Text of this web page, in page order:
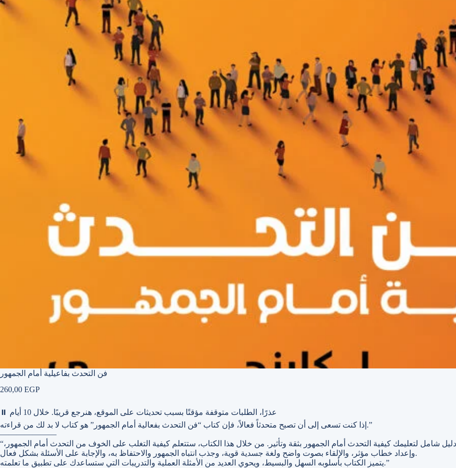
فن التحدث بفاعيلية أمام الجمهور
260,00 EGP
⏸
عذرًا، الطلبات متوقفة مؤقتًا بسبب تحديثات على الموقع، هنرجع قريبًا. خلال 10 أيام
إذا كنت تسعى إلى أن تصبح متحدثاً فعالاً، فإن كتاب “فن التحدث بفعالية أمام الجمهور” هو كتاب لا بد لك من قراءته.”
———————
“كتاب “فن التحدث بفعالية أمام الجمهور” هو دليل شامل لتعليمك كيفية التحدث أمام الجمهور بثقة وتأثير. من خلال هذا الكتاب، ستتعلم كيفية التغلب على الخوف من التحدث أمام الجمهور،
وإعداد خطاب مؤثر، والإلقاء بصوت واضح ولغة جسدية قوية، وجذب انتباه الجمهور والاحتفاظ به، والإجابة على الأسئلة بشكل فعال.
يتميز الكتاب بأسلوبه السهل والبسيط، ويحوي العديد من الأمثلة العملية والتدريبات التي ستساعدك على تطبيق ما تعلمته.”